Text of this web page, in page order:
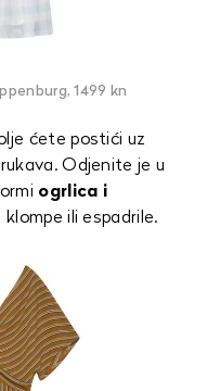
1499 kn
ćete postići uz
Odjenite je u
ogrlica i
ili espadrile.